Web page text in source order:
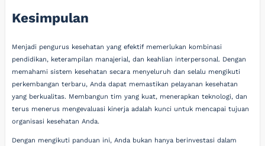
Kesimpulan
Menjadi pengurus kesehatan yang efektif memerlukan kombinasi
pendidikan, keterampilan manajerial, dan keahlian interpersonal. Dengan
memahami sistem kesehatan secara menyeluruh dan selalu mengikuti
perkembangan terbaru, Anda dapat memastikan pelayanan kesehatan
yang berkualitas. Membangun tim yang kuat, menerapkan teknologi, dan
terus menerus mengevaluasi kinerja adalah kunci untuk mencapai tujuan
organisasi kesehatan Anda.
Dengan mengikuti panduan ini, Anda bukan hanya berinvestasi dalam